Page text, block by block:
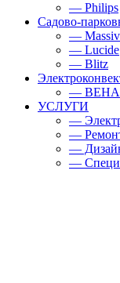
— Philips
Садово-
—
— Lucide
— Blitz
— BEHA
УСЛУГИ
—
—
—
—